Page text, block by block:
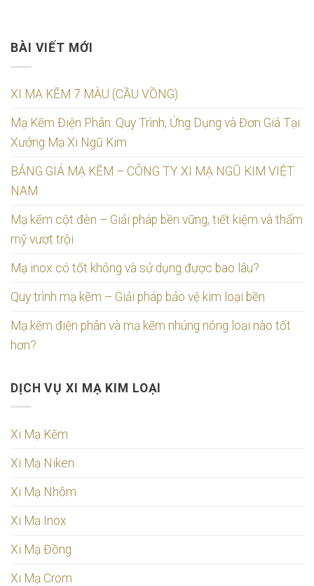
BÀI VIẾT MỚI
XI MẠ KẼM 7 MÀU (CẦU VỒNG)
Mạ Kẽm Điện Phân: Quy Trình, Ứng Dụng và Đơn Giá Tại
Xưởng Mạ Xi Ngũ Kim
BẢNG GIÁ MẠ KẼM – CÔNG TY XI MẠ NGŨ KIM VIỆT
NAM
Mạ kẽm cột đèn – Giải pháp bền vững, tiết kiệm và thẩm
mỹ vượt trội
Mạ inox có tốt không và sử dụng được bao lâu?
Quy trình mạ kẽm – Giải pháp bảo vệ kim loại bền
Mạ kẽm điện phân và mạ kẽm nhúng nóng loại nào tốt
hơn?
DỊCH VỤ XI MẠ KIM LOẠI
Xi Mạ Kẽm
Xi Mạ Niken
Xi Mạ Nhôm
Xi Mạ Inox
Xi Mạ Đồng
Xi Mạ Crom